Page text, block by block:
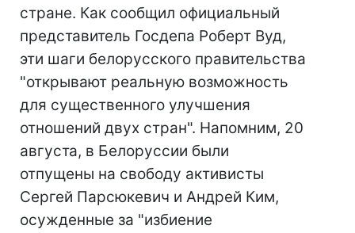
стране. Как сообщил официальный
представитель Госдепа Роберт Вуд,
эти шаги белорусского правительства
"открывают реальную возможность
для существенного улучшения
отношений двух стран". Напомним, 20
августа, в Белоруссии были
отпущены на свободу активисты
Сергей Парсюкевич и Андрей Ким,
осужденные за "избиение